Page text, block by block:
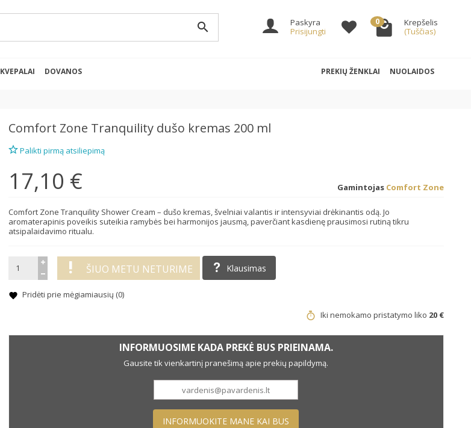
search
Paskyra
Prisijungti
0
Krepšelis
(Tuščias)
KVEPALAI DOVANOS PREKIŲ ŽENKLAI NUOLAIDOS
Comfort Zone Tranquility dušo kremas 200 ml
Palikti pirmą atsiliepimą
Gamintojas Comfort Zone
17,10 €
Comfort Zone Tranquility Shower Cream – dušo kremas, švelniai valantis ir intensyviai drėkinantis odą. Jo
aromaterapinis poveikis suteikia ramybės bei harmonijos jausmą, paverčiant kasdienę prausimosi rutiną tikru
atsipalaidavimo ritualu.
ŠIUO METU NETURIME Klausimas
Pridėti prie mėgiamiausių (0)
Iki nemokamo pristatymo liko 20 €
INFORMUOSIME KADA PREKĖ BUS PRIEINAMA.
Gausite tik vienkartinį pranešimą apie prekių papildymą.
INFORMUOKITE MANE KAI BUS